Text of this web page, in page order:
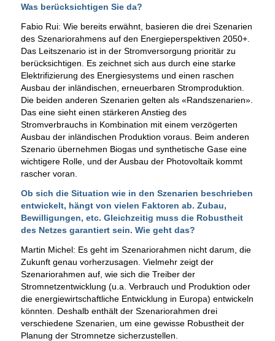
Was berücksichtigen Sie da?
Fabio Rui: Wie bereits erwähnt, basieren die drei Szenarien
des Szenariorahmens auf den Energieperspektiven 2050+.
Das Leitszenario ist in der Stromversorgung prioritär zu
berücksichtigen. Es zeichnet sich aus durch eine starke
Elektrifizierung des Energiesystems und einen raschen
Ausbau der inländischen, erneuerbaren Stromproduktion.
Die beiden anderen Szenarien gelten als «Randszenarien».
Das eine sieht einen stärkeren Anstieg des
Stromverbrauchs in Kombination mit einem verzögerten
Ausbau der inländischen Produktion voraus. Beim anderen
Szenario übernehmen Biogas und synthetische Gase eine
wichtigere Rolle, und der Ausbau der Photovoltaik kommt
rascher voran.
Ob sich die Situation wie in den Szenarien beschrieben
entwickelt, hängt von vielen Faktoren ab. Zubau,
Bewilligungen, etc. Gleichzeitig muss die Robustheit
des Netzes garantiert sein. Wie geht das?
Martin Michel: Es geht im Szenariorahmen nicht darum, die
Zukunft genau vorherzusagen. Vielmehr zeigt der
Szenariorahmen auf, wie sich die Treiber der
Stromnetzentwicklung (u.a. Verbrauch und Produktion oder
die energiewirtschaftliche Entwicklung in Europa) entwickeln
könnten. Deshalb enthält der Szenariorahmen drei
verschiedene Szenarien, um eine gewisse Robustheit der
Planung der Stromnetze sicherzustellen.